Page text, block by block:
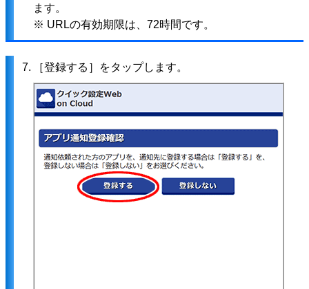
ます。
※ URLの有効期限は、72時間です。
7. ［登録する］をタップします。